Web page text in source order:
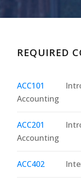
REQUIRED
ACC101
Accounting
ACC201
Accounting
ACC402